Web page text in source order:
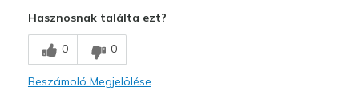
Breathe Well
Comfortable
Hasznosnak találta ezt?
0 0
Beszámoló Megjelölése